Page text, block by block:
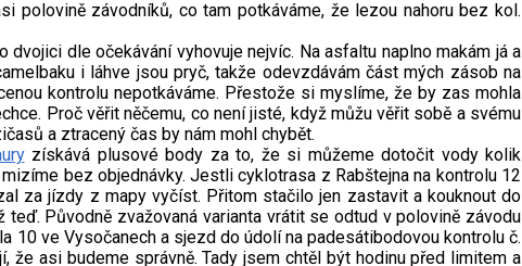
polovině závodníků, co tam potkáváme, že lezou nahoru bez kol.
dle očekávání vyhovuje nejvíc. Na asfaltu naplno makám já a
i láhve jsou pryč, takže odevzdávám část mých zásob na
kontrolu nepotkáváme. Přestože si myslíme, že by zas mohla
Proč věřit něčemu, co není jisté, když můžu věřit sobě a svému
a ztracený čas by nám mohl chybět.
získává plusové body za to, že si můžeme dotočit vody kolik
bez objednávky. Jestli cyklotrasa z Rabštejna na kontrolu 12
za jízdy z mapy vyčíst. Přitom stačilo jen zastavit a kouknout do
Původně zvažovaná varianta vrátit se odtud v polovině závodu
10 ve Vysočanech a sjezd do údolí na padesátibodovou kontrolu č.
že asi budeme správně. Tady jsem chtěl být hodinu před limitem a